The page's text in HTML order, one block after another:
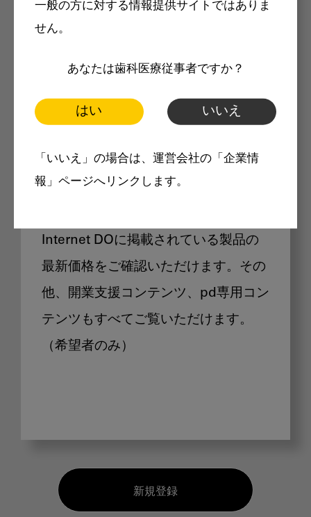
一般の方に対する情報提供サイトではありま
せん。
あなたは歯科医療従事者ですか？
はい いいえ
「いいえ」の場合は、運営会社の「企業情
報」ページへリンクします。
メリット
製品価格も閲覧可能
Internet DOに掲載されている製品の
最新価格をご確認いただけます。その
他、開業支援コンテンツ、pd専用コン
テンツもすべてご覧いただけます。
（希望者のみ）
新規登録